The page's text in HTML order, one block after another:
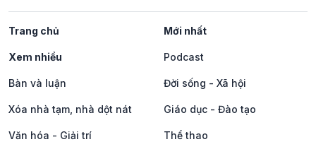
Trang chủ Mới nhất
Xem nhiều Podcast
Bàn và luận Đời sống - Xã hội
Xóa nhà tạm, nhà dột nát Giáo dục - Đào tạo
Văn hóa - Giải trí Thể thao